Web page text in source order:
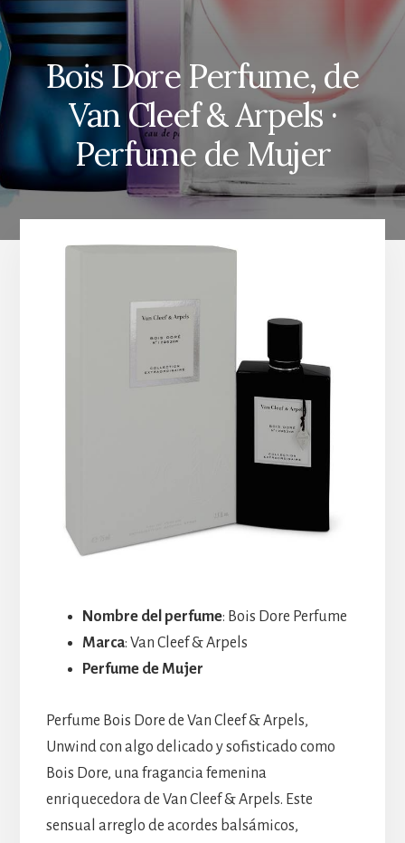
Bois Dore Perfume, de
Van Cleef & Arpels ·
Perfume de Mujer
Nombre del perfume: Bois Dore Perfume
Marca: Van Cleef & Arpels
Perfume de Mujer
Perfume Bois Dore de Van Cleef & Arpels,
Unwind con algo delicado y sofisticado como
Bois Dore, una fragancia femenina
enriquecedora de Van Cleef & Arpels. Este
sensual arreglo de acordes balsámicos,